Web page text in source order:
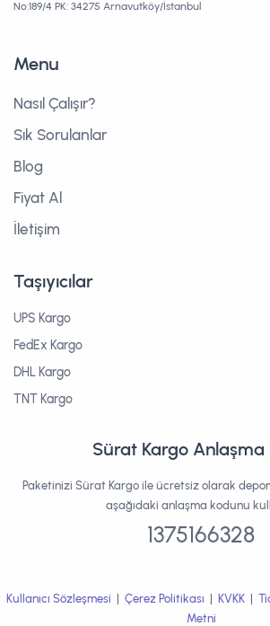
No:189/4 PK: 34275 Arnavutköy/İstanbul
Menu
Nasıl Çalışır?
Sık Sorulanlar
Blog
Fiyat Al
İletişim
Taşıyıcılar
UPS Kargo
FedEx Kargo
DHL Kargo
TNT Kargo
Sürat Kargo Anlaşma
Paketinizi Sürat Kargo ile ücretsiz olarak
aşağıdaki anlaşma kodunu
1375166328
Kullanıcı Sözleşmesi Çerez Politikası KVKK
Metni